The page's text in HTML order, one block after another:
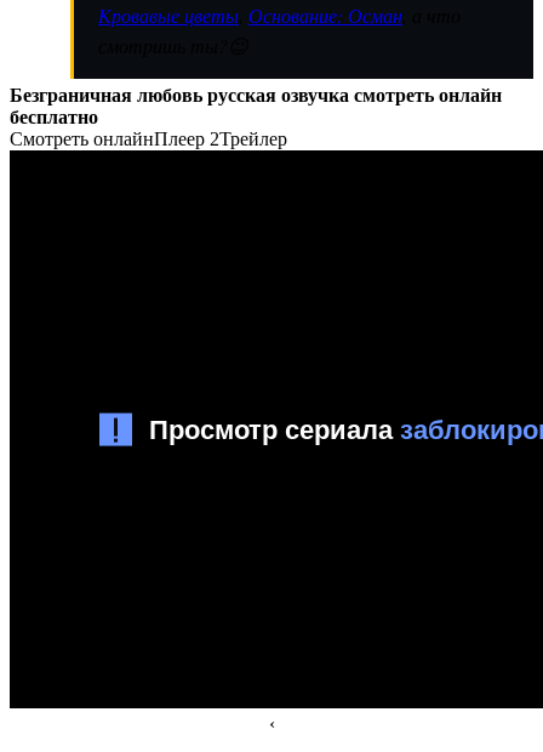
Кровавые цветы Основание: Осман
Безграничная любовь русская озвучка смотреть онлайн
бесплатно
Смотреть онлайнПлеер 2Трейлер
‹